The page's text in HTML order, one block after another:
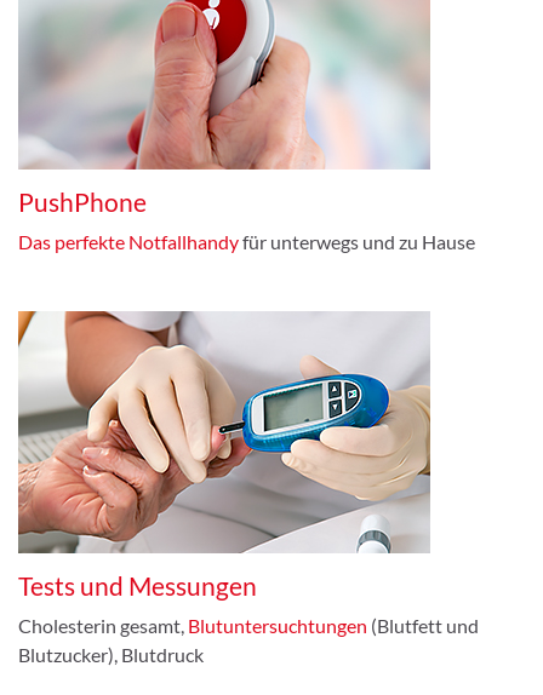
PushPhone
Das perfekte Notfallhandyfür unterwegs und zu Hause
Tests und Messungen
Cholesterin gesamt, Blutuntersuchtungen (Blutfett und
Blutzucker), Blutdruck